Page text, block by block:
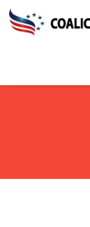
main